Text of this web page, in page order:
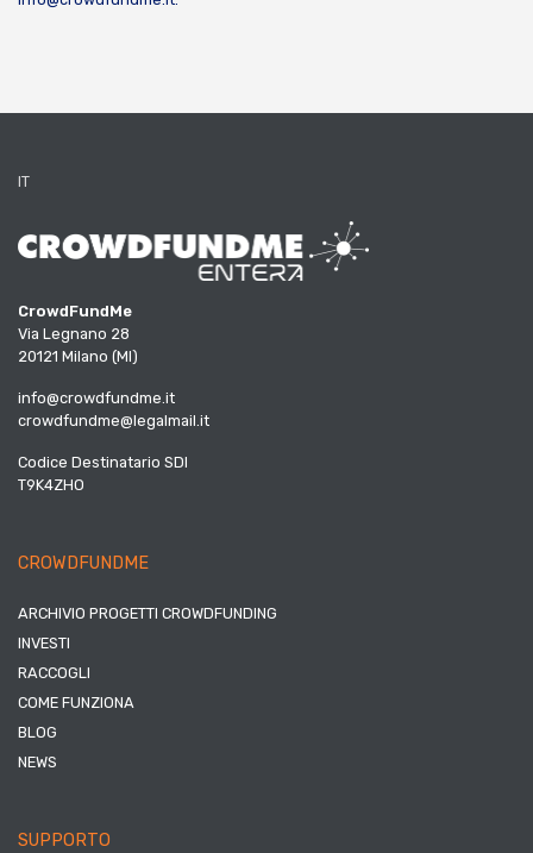
IT
CrowdFundMe
Via Legnano 28
20121 Milano (MI)
info@crowdfundme.it
crowdfundme@legalmail.it
Codice Destinatario SDI
T9K4ZHO
CROWDFUNDME
ARCHIVIO PROGETTI CROWDFUNDING
INVESTI
RACCOGLI
COME FUNZIONA
BLOG
NEWS
SUPPORTO